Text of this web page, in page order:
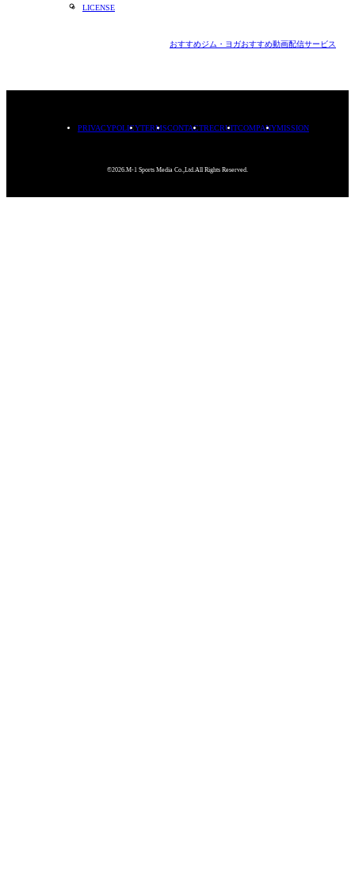
LICENSE
おすすめジム・ヨガおすすめ動画配信サービス
PRIVACYPOLICYTERMSCONTACTRECRUITCOMPANYMISSION
©2026.M-1 Sports Media Co.,Ltd.All Rights Reserved.